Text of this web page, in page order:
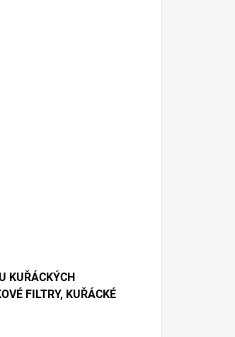
KUŘÁCKÝCH
FILTRY, KUŘÁCKÉ